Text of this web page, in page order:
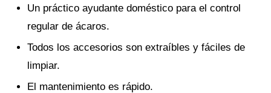
Un práctico ayudante doméstico para el control
regular de ácaros.
Todos los accesorios son extraíbles y fáciles de
limpiar.
El mantenimiento es rápido.